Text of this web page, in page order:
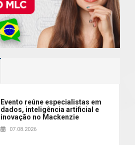
Evento reúne especialistas em
dados, inteligência artificial e
inovação no Mackenzie
07.08.2026